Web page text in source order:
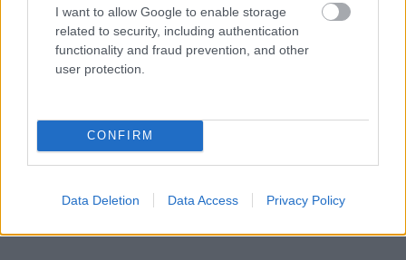
I want to allow Google to enable storage
related to security, including authentication
functionality and fraud prevention, and other
user protection.
CONFIRM
Data Deletion Data Access Privacy Policy
άγχος στη ζωή μας μειώνουμε δραματικά τις
προληπτικές σκέψεις, ενώ, τρίτον, σύμφωνα με
επιστημονικές έρευνες,
όσο μεγαλώνουμε οι